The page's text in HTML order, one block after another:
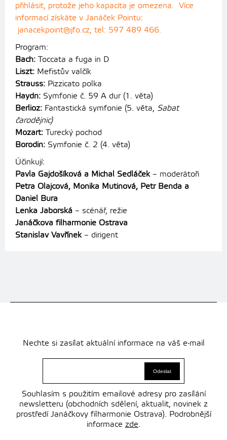
přihlásit, protože jeho kapacita je omezena. Více
informací získáte v Janáček Pointu:
janacekpoint@jfo.cz, tel: 597 489 466.
Program:
Bach: Toccata a fuga in D
Liszt: Mefistův valčík
Strauss: Pizzicato polka
Haydn: Symfonie č. 59 A dur (1. věta)
Berlioz: Fantastická symfonie (5. věta, Sabat
čarodějnic)
Mozart: Turecký pochod
Borodin: Symfonie č. 2 (4. věta)
Účinkují:
Pavla Gajdošíková a Michal Sedláček – moderátoři
Petra Olajcová, Monika Mutinová, Petr Benda a
Daniel Bura
Lenka Jaborská – scénář, režie
Janáčkova filharmonie Ostrava
Stanislav Vavřínek – dirigent
Nechte si zasílat aktuální informace na váš e-mail
Souhlasím s použitím emailové adresy pro zasílání
newsletteru (obchodních sdělení, aktualit, novinek z
prostředí Janáčkovy filharmonie Ostrava). Podrobnější
informace zde.